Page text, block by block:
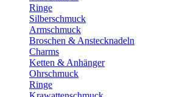
Ringe
Silberschmuck
Armschmuck
Broschen & Anstecknadeln
Charms
Ketten & Anhänger
Ohrschmuck
Ringe